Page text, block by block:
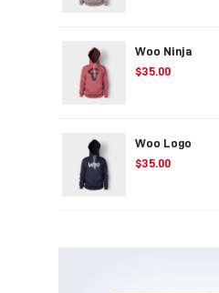
Woo Ninja
$35.00
Woo Logo
$35.00